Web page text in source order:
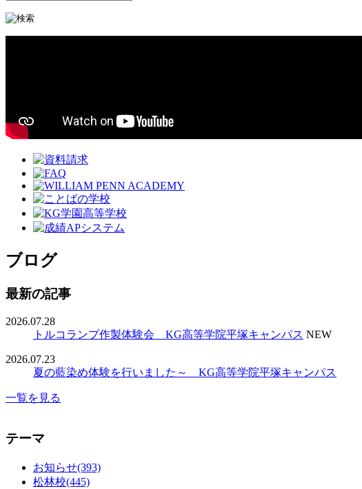
ブログ
最新の記事
2026.07.28
トルコランプ作製体験会 KG高等学院平塚キャンパス NEW
2026.07.23
夏の藍染め体験を行いました～ KG高等学院平塚キャンパス
一覧を見る
テーマ
お知らせ(393)
松林校(445)